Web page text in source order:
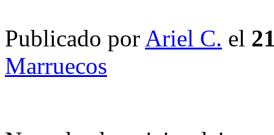
Publicado por Ariel C. el
Marruecos